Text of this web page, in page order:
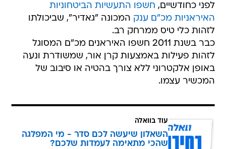
לפני כחודשיים, חשפו התעשיות הביטחוניות
האיראניות מכ"ם ענק המכונה "גאדיר", שביכולתו
לזהות כלי טיס ממרחק רב.
כבר בשנת 2011 חשפו האיראנים מכ"ם המסוגל
לזהות פעילות באמצעות קרן אור, שמשודרת ונעה
באופן אלקטרוני ללא צורך בהטיה או סיבוב של
המכשיר עצמו.
עוד בוואלה
השאלון שיעשה לכם סדר - מי המפלגה
שהכי מתאימה לעמדות שלכם?